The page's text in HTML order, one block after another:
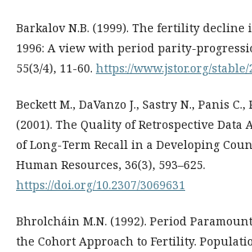
Barkalov N.B. (1999). The fertility decline
1996: A view with period parity-
55(3/4), 11-60. https://www.jstor.org/stable/
Beckett M., DaVanzo J., Sastry N., Panis C.,
(2001). The Quality of Retrospective Data
of Long-Term Recall in a Developing
Human Resources, 36(3), 593–625.
https://doi.org/10.2307/3069631
Bhrolcháin M.N. (1992). Period
the Cohort Approach to Fertility.